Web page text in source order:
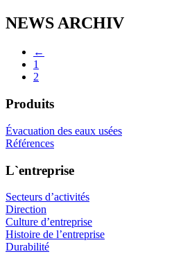
NEWS ARCHIV
←
1
2
Produits
Évacuation des eaux usées
Références
L`entreprise
Secteurs d’activités
Direction
Culture d’entreprise
Histoire de l’entreprise
Durabilité